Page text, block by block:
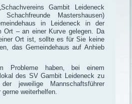
Gambit Leideneck
Mastershausen)
in Leideneck in der
Ort – an einer Kurve gelegen. Da
Ort ist, sollte es für Sie keine
das Gemeindehaus auf Anhieb
Probleme haben, bei einem
des SV Gambit Leideneck zu
jeweilige Mannschaftsführer
weiterhelfen.